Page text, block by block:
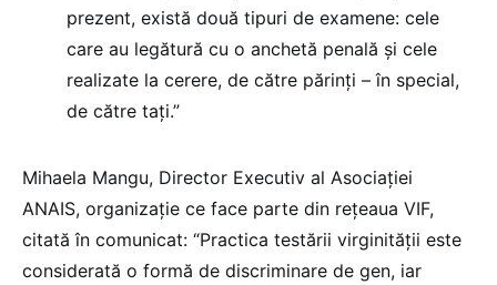
prezent, există două tipuri de examene: cele
care au legătură cu o anchetă penală și cele
realizate la cerere, de către părinți – în special,
de către tați.”
Mihaela Mangu, Director Executiv al Asociației
ANAIS, organizație ce face parte din rețeaua VIF,
citată în comunicat: “Practica testării virginității este
considerată o formă de discriminare de gen, iar